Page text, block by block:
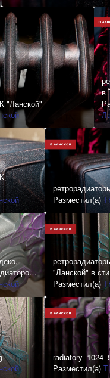
"Ланской"
в
Разместил(а)
"Ланской" в
Разместил(а)
Разместил(а)